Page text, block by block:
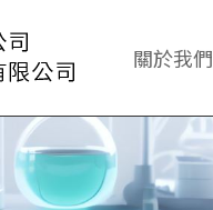
關於我們